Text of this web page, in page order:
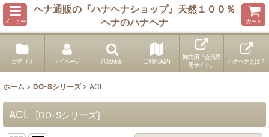
メニュー
ヘナ通販の『ハナヘナショップ』天然１００％
ヘナのハナヘナ
カート
カテゴリ マイページ 商品検索 ご利用案内
卸売用『会員専
用サイト』
ハナヘナとは？
ホーム > DO-Sシリーズ > ACL
ACL [DO-Sシリーズ]